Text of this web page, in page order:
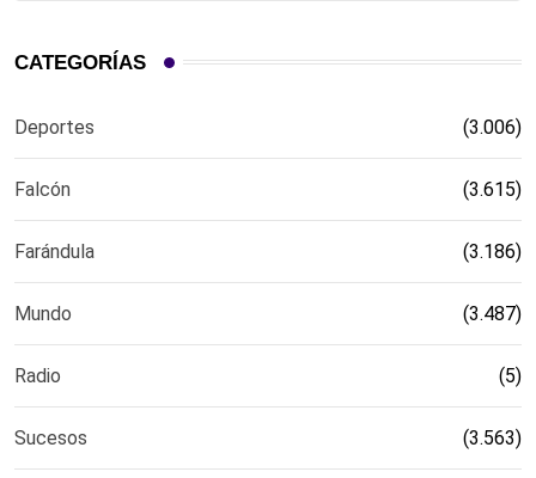
CATEGORÍAS
Deportes (3.006)
Falcón (3.615)
Farándula (3.186)
Mundo (3.487)
Radio (5)
Sucesos (3.563)